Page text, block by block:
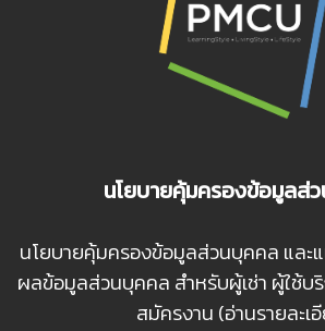
นโยบายคุ้มครองข้อมูลส่
นโยบายคุ้มครองข้อมูลส่วนบุคคล และ
ผลข้อมูลส่วนบุคคล สำหรับผู้เช่า ผู้ใช้บ
สมัครงาน (อ่านรายละเ